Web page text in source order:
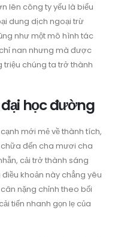
lên công ty yếu là biểu
dung dịch ngoại trừ
như một mô hình tác
nan nhưng mà được
chúng ta trở thành
học đường
mới mẻ về thành tích,
đến cha mươi cha
cải trở thành sáng
khoản này chẳng yêu
nặng chỉnh theo bối
tiến nhanh gọn lẹ của